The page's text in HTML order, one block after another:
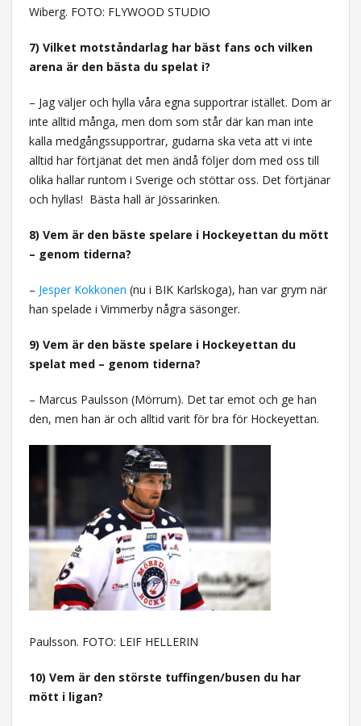
Wiberg. FOTO: FLYWOOD STUDIO
7) Vilket motståndarlag har bäst fans och vilken
arena är den bästa du spelat i?
– Jag väljer och hylla våra egna supportrar istället. Dom är
inte alltid många, men dom som står där kan man inte
kalla medgångssupportrar, gudarna ska veta att vi inte
alltid har förtjänat det men ändå följer dom med oss till
olika hallar runtom i Sverige och stöttar oss. Det förtjänar
och hyllas! Bästa hall är Jössarinken.
8) Vem är den bäste spelare i Hockeyettan du mött
– genom tiderna?
– Jesper Kokkonen (nu i BIK Karlskoga), han var grym när
han spelade i Vimmerby några säsonger.
9) Vem är den bäste spelare i Hockeyettan du
spelat med – genom tiderna?
– Marcus Paulsson (Mörrum). Det tar emot och ge han
den, men han är och alltid varit för bra för Hockeyettan.
Paulsson. FOTO: LEIF HELLERIN
10) Vem är den störste tuffingen/busen du har
mött i ligan?